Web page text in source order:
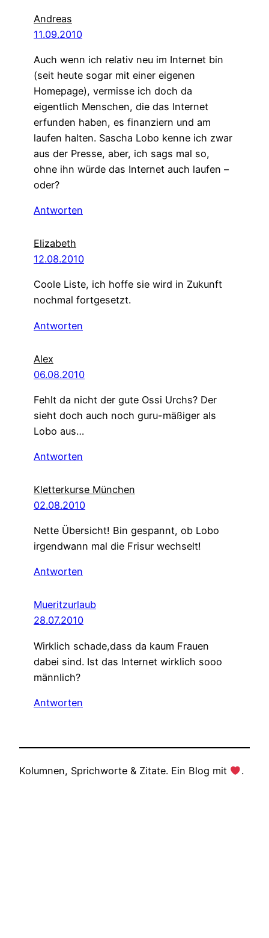
Andreas
11.09.2010
Auch wenn ich relativ neu im Internet bin
(seit heute sogar mit einer eigenen
Homepage), vermisse ich doch da
eigentlich Menschen, die das Internet
erfunden haben, es finanziern und am
laufen halten. Sascha Lobo kenne ich zwar
aus der Presse, aber, ich sags mal so,
ohne ihn würde das Internet auch laufen –
oder?
Antworten
Elizabeth
12.08.2010
Coole Liste, ich hoffe sie wird in Zukunft
nochmal fortgesetzt.
Antworten
Alex
06.08.2010
Fehlt da nicht der gute Ossi Urchs? Der
sieht doch auch noch guru-mäßiger als
Lobo aus…
Antworten
Kletterkurse München
02.08.2010
Nette Übersicht! Bin gespannt, ob Lobo
irgendwann mal die Frisur wechselt!
Antworten
Mueritzurlaub
28.07.2010
Wirklich schade,dass da kaum Frauen
dabei sind. Ist das Internet wirklich sooo
männlich?
Antworten
Kolumnen, Sprichworte & Zitate. Ein Blog mit .